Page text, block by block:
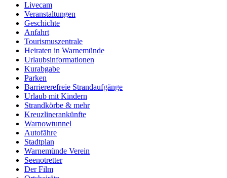
Livecam
Veranstaltungen
Geschichte
Anfahrt
Tourismuszentrale
Heiraten in Warnemünde
Urlaubsinformationen
Kurabgabe
Parken
Barriererefreie Strandaufgänge
Urlaub mit Kindern
Strandkörbe & mehr
Kreuzlinerankünfte
Warnowtunnel
Autofähre
Stadtplan
Warnemünde Verein
Seenotretter
Der Film